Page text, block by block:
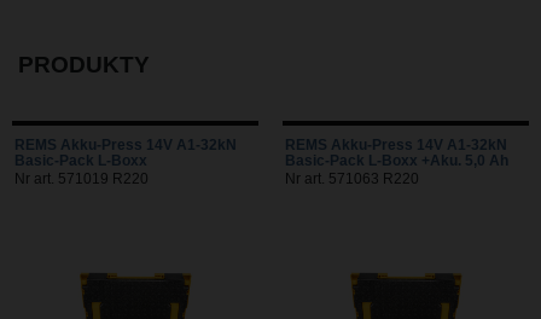
PRODUKTY
REMS Akku-Press 14V A1-32kN
Basic-Pack L-Boxx
Nr art. 571019 R220
REMS Akku-Press 14V A1-32kN
Basic-Pack L-Boxx +Aku. 5,0 Ah
Nr art. 571063 R220